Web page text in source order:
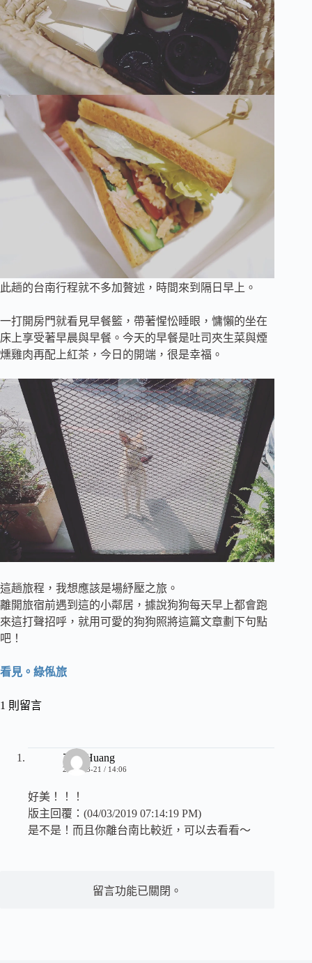
此趟的台南行程就不多加贅述，時間來到隔日早上。
一打開房門就看見早餐籃，帶著惺忪睡眼，慵懶的坐在
床上享受著早晨與早餐。今天的早餐是吐司夾生菜與煙
燻雞肉再配上紅茶，今日的開端，很是幸福。
這趟旅程，我想應該是場紓壓之旅。
離開旅宿前遇到這的小鄰居，據說狗狗每天早上都會跑
來這打聲招呼，就用可愛的狗狗照將這篇文章劃下句點
吧！
看見。綠俬旅
1 則留言
吉妮Huang
2019-03-21 / 14:06
好美！！！
版主回覆：(04/03/2019 07:14:19 PM)
是不是！而且你離台南比較近，可以去看看～
留言功能已關閉。